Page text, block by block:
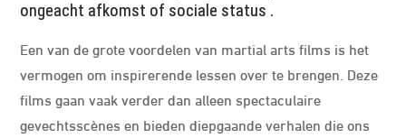
ongeacht afkomst of sociale status .
Een van de grote voordelen van martial arts films is het
vermogen om inspirerende lessen over te brengen. Deze
films gaan vaak verder dan alleen spectaculaire
gevechtsscènes en bieden diepgaande verhalen die ons